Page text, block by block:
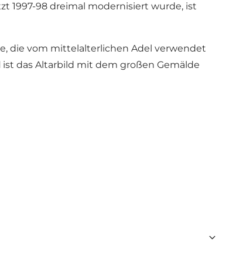
1997-98 dreimal modernisiert wurde, ist
die vom mittelalterlichen Adel verwendet
das Altarbild mit dem großen Gemälde